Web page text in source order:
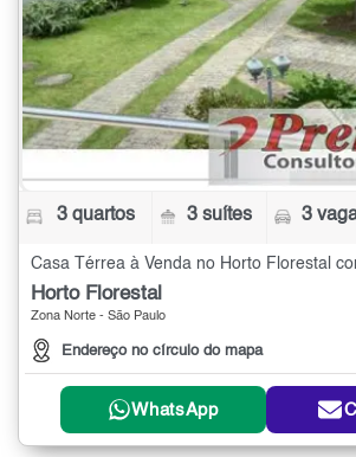
3 quartos 3 suítes 3
Casa Térrea à Venda no Horto Florestal
Horto Florestal
Zona Norte - São Paulo
Endereço no círculo do mapa
WhatsApp